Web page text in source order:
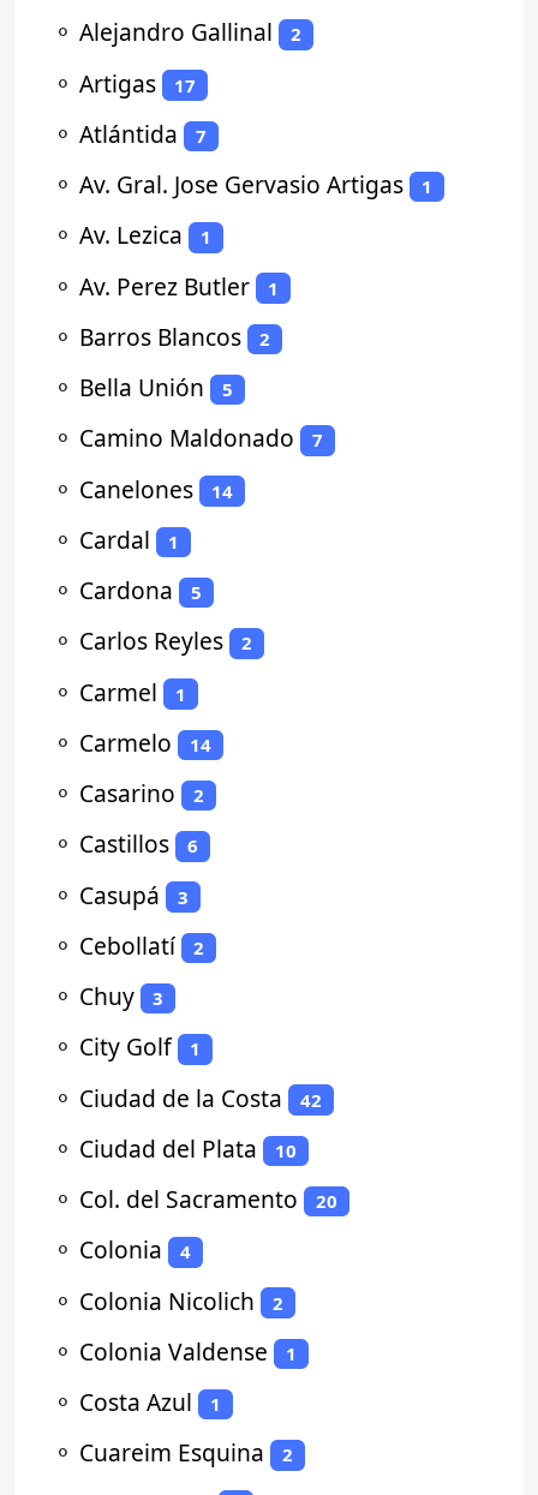
⚬ Alejandro Gallinal 2
⚬ Artigas 17
⚬ Atlántida 7
⚬ Av. Gral. Jose Gervasio Artigas 1
⚬ Av. Lezica 1
⚬ Av. Perez Butler 1
⚬ Barros Blancos 2
⚬ Bella Unión 5
⚬ Camino Maldonado 7
⚬ Canelones 14
⚬ Cardal 1
⚬ Cardona 5
⚬ Carlos Reyles 2
⚬ Carmel 1
⚬ Carmelo 14
⚬ Casarino 2
⚬ Castillos 6
⚬ Casupá 3
⚬ Cebollatí 2
⚬ Chuy 3
⚬ City Golf 1
⚬ Ciudad de la Costa 42
⚬ Ciudad del Plata 10
⚬ Col. del Sacramento 20
⚬ Colonia 4
⚬ Colonia Nicolich 2
⚬ Colonia Valdense 1
⚬ Costa Azul 1
⚬ Cuareim Esquina 2